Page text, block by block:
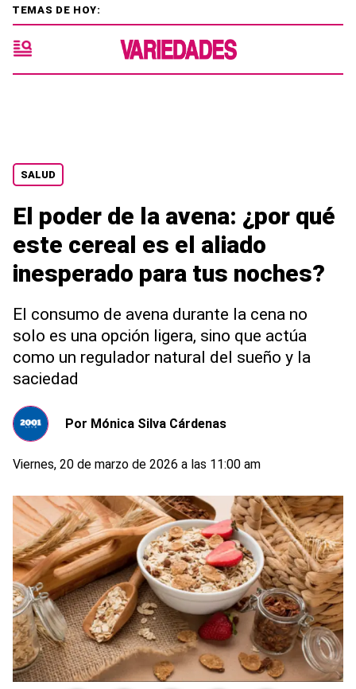
SALUD
El poder de la avena: ¿por qué
este cereal es el aliado
inesperado para tus noches?
El consumo de avena durante la cena no
solo es una opción ligera, sino que actúa
como un regulador natural del sueño y la
saciedad
Por Mónica Silva Cárdenas
Viernes, 20 de marzo de 2026 a las 11:00 am
TEMAS DE HOY: